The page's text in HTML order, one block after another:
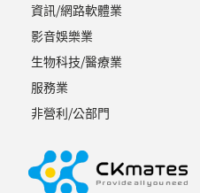
資訊/網路軟體業
影音娛樂業
生物科技/醫療業
服務業
非營利/公部門